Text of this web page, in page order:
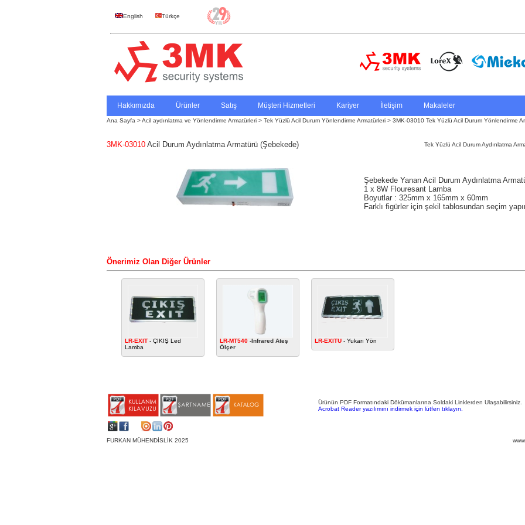
English Türkçe
Hakkımızda Ürünler Satış Müşteri Hizmetleri Kariyer İletişim Makaleler
Ana Sayfa >Acil aydınlatma ve Yönlendirme Armatürleri > Tek Yüzlü Acil Durum Yönlendirme Armatürleri > 3MK-03010 Tek Yüzlü Acil Durum Yönlendirme
3MK-03010 Acil Durum Aydınlatma Armatürü (Şebekede) Tek Yüzlü Acil Durum Aydınlatma
Şebekede Yanan Acil Durum Aydınlatma
1 x 8W Flouresant Lamba
Boyutlar : 325mm x 165mm x 60mm
Farklı figürler için şekil tablosundan seçim
Önerimiz Olan Diğer Ürünler
LR-EXIT - ÇIKIŞ Led
Lamba
LR-MT540 -Infrared Ateş
Ölçer
LR-EXITU - Yukarı Yön
Ürünün PDF Formatındaki Dökümanlarına Soldaki Linklerden Ulaşabilirsiniz
Acrobat Reader yazılımını indirmek için lütfen tıklayın.
FURKAN MÜHENDİSLİK 2025